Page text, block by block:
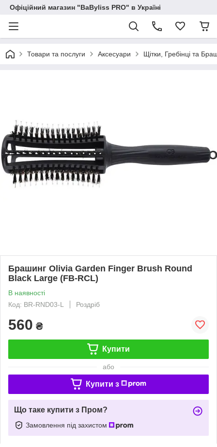
Офіційний магазин "BaByliss PRO" в Україні
Товари та послуги Аксесуари Щітки, Гребінці та
Брашинг Olivia Garden Finger Brush Round
Black Large (FB-RCL)
В наявності
Код: BR-RND03-L
Роздріб
560 ₴
Купити
або
Купити з
Що таке купити з Пром?
Замовлення під захистом